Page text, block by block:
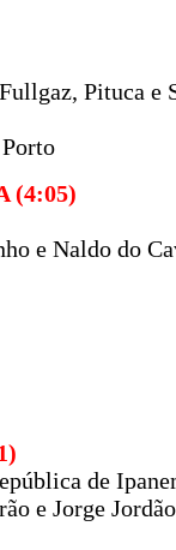
Pituca e
(4:05)
e Naldo do
de
e Jorge